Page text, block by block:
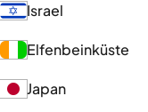
Israel
Elfenbeinküste
Japan